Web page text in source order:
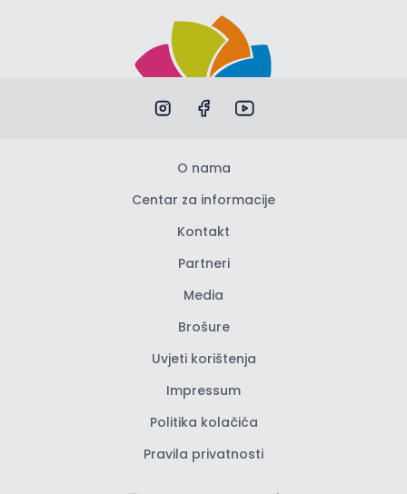
O nama
Centar za informacije
Kontakt
Partneri
Media
Brošure
Uvjeti korištenja
Impressum
Politika kolačića
Pravila privatnosti